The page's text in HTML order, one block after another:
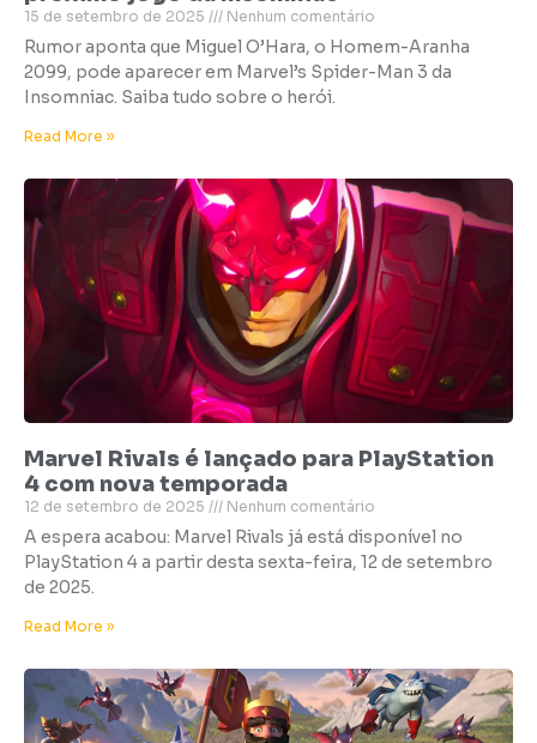
15 de setembro de 2025 Nenhum comentário
Rumor aponta que Miguel O’Hara, o Homem-Aranha
2099, pode aparecer em Marvel’s Spider-Man 3 da
Insomniac. Saiba tudo sobre o herói.
Read More »
Marvel Rivals é lançado para PlayStation
4 com nova temporada
12 de setembro de 2025 Nenhum comentário
A espera acabou: Marvel Rivals já está disponível no
PlayStation 4 a partir desta sexta-feira, 12 de setembro
de 2025.
Read More »